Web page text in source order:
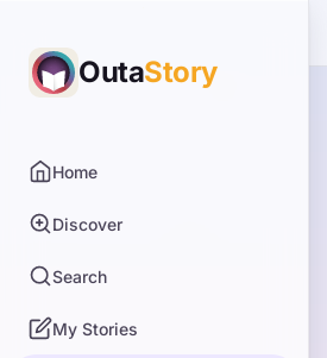
OutaStory
Home
Discover
Search
My Stories